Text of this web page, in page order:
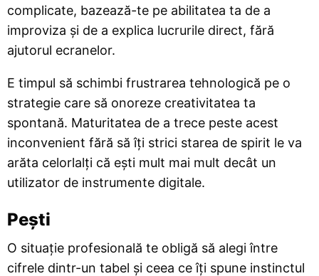
complicate, bazează-te pe abilitatea ta de a
improviza și de a explica lucrurile direct, fără
ajutorul ecranelor.
E timpul să schimbi frustrarea tehnologică pe o
strategie care să onoreze creativitatea ta
spontană. Maturitatea de a trece peste acest
inconvenient fără să îți strici starea de spirit le va
arăta celorlalți că ești mult mai mult decât un
utilizator de instrumente digitale.
Pești
O situație profesională te obligă să alegi între
cifrele dintr-un tabel și ceea ce îți spune instinctul